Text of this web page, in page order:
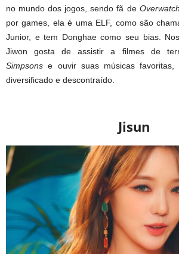
no mundo dos jogos, sendo fã de Overwatch
por games, ela é uma ELF, como são
Junior, e tem Donghae como seu bias.
Jiwon gosta de assistir a filmes de
Simpsons e ouvir suas músicas favoritas,
diversificado e descontraído.
Jisun